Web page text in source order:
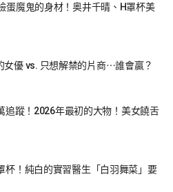
蛋魔鬼的身材！奥井千晴、H罩杯美
女優 vs. 只想解禁的片商⋯誰會贏？
追蹤！2026年最初的大物！美女饒舌
杯！純白的實習醫生「白羽舞菜」要